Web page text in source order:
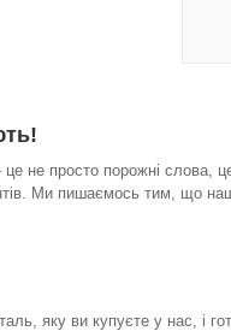
не просто порожні слова,
Ми пишаємось тим, що
яку ви купуєте у нас, і